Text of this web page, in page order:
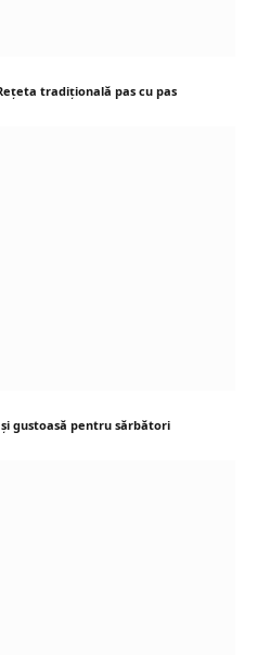
tradițională pas cu pas
gustoasă pentru sărbători